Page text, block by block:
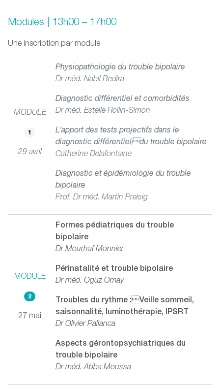
Modules | 13h00 – 17h00
Une inscription par module
MODULE
1
29 avril
Physiopathologie du trouble bipolaire
Dr méd. Nabil Bedira
Diagnostic différentiel et comorbidités
Dr méd. Estelle Rollin-Simon
L’apport des tests projectifs dans le
diagnostic différentieldu trouble bipolaire
Catherine Delafontaine
Diagnostic et épidémiologie du trouble
bipolaire
Prof. Dr méd. Martin Preisig
MODULE
2
27 mai
Formes pédiatriques du trouble
bipolaire
Dr Mourhaf Monnier
Périnatalité et trouble bipolaire
Dr méd. Oguz Omay
Troubles du rythme :Veille sommeil,
saisonnalité, luminothérapie, IPSRT
Dr Olivier Pallanca
Aspects gérontopsychiatriques du
trouble bipolaire
Dr méd. Abba Moussa